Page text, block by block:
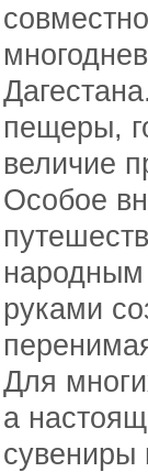
пещеры,
величие
Особое
руками
Для
а
сувениры